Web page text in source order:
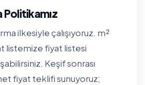
Politikamız
ilkesiyle çalışıyoruz. m²
listemize fiyat listesi
Keşif sonrası
fiyat teklifi sunuyoruz;